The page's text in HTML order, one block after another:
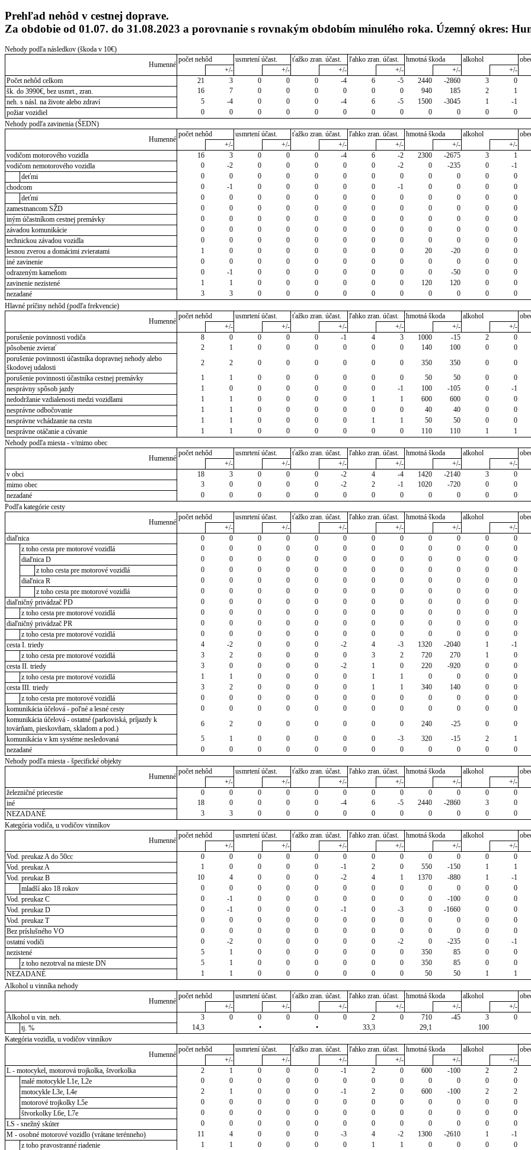
Prehľad nehôd v cestnej doprave.
Za obdobie od 01.07. do 31.08.2023 a porovnanie s rovnakým obdobím minulého roka. Územný okres:
Nehody podľa následkov (škoda v 10€)
Humenné
počet nehôd usmrtení účast. ťažko zran. účast. ľahko zran. účast. hmotná škoda alkohol
+/-
+/- +/- +/- +/- +/-
Počet nehôd celkom
21 3 0 0 0 -4 6 -5 2440 -2860 3 0
šk. do 3990€, bez usmrt., zran.
16 7 0 0 0 0 0 0 940 185 2 1
neh. s násl. na živote alebo zdraví
5 -4 0 0 0 -4 6 -5 1500 -3045 1 -1
požiar vozidiel
0 0 0 0 0 0 0 0 0 0 0 0
Nehody podľa zavinenia (ŠEDN)
Humenné
počet nehôd usmrtení účast. ťažko zran. účast. ľahko zran. účast. hmotná škoda alkohol
+/-
+/- +/- +/- +/- +/-
vodičom motorového vozidla
16 3 0 0 0 -4 6 -2 2300 -2675 3 1
vodičom nemotorového vozidla
0 -2 0 0 0 0 0 -2 0 -235 0 -1
deťmi
0 0 0 0 0 0 0 0 0 0 0 0
chodcom
0 -1 0 0 0 0 0 -1 0 0 0 0
deťmi
0 0 0 0 0 0 0 0 0 0 0 0
zamestnancom SŽD
0 0 0 0 0 0 0 0 0 0 0 0
iným účastníkom cestnej premávky
0 0 0 0 0 0 0 0 0 0 0 0
závadou komunikácie
0 0 0 0 0 0 0 0 0 0 0 0
technickou závadou vozidla
0 0 0 0 0 0 0 0 0 0 0 0
lesnou zverou a domácimi zvieratami
1 0 0 0 0 0 0 0 20 -20 0 0
iné zavinenie
0 0 0 0 0 0 0 0 0 0 0 0
odrazeným kameňom
0 -1 0 0 0 0 0 0 0 -50 0 0
zavinenie nezistené
1 1 0 0 0 0 0 0 120 120 0 0
nezadané
3 3 0 0 0 0 0 0 0 0 0 0
Hlavné príčiny nehôd (podľa frekvencie)
Humenné
počet nehôd usmrtení účast. ťažko zran. účast. ľahko zran. účast. hmotná škoda alkohol
+/-
+/- +/- +/- +/- +/-
porušenie povinnosti vodiča
8 0 0 0 0 -1 4 3 1000 -15 2 0
pôsobenie zvierať
2 1 0 0 0 0 0 0 140 100 0 0
porušenie povinnosti účastníka dopravnej nehody alebo
škodovej udalosti
2 2 0 0 0 0 0 0 350 350 0 0
porušenie povinnosti účastníka cestnej premávky
1 1 0 0 0 0 0 0 50 50 0 0
nesprávny spôsob jazdy
1 0 0 0 0 0 0 -1 100 -105 0 -1
nedodržanie vzdialenosti medzi vozidlami
1 1 0 0 0 0 1 1 600 600 0 0
nesprávne odbočovanie
1 1 0 0 0 0 0 0 40 40 0 0
nesprávne vchádzanie na cestu
1 1 0 0 0 0 1 1 50 50 0 0
nesprávne otáčanie a cúvanie
1 1 0 0 0 0 0 0 110 110 1 1
Nehody podľa miesta - v/mimo obec
Humenné
počet nehôd usmrtení účast. ťažko zran. účast. ľahko zran. účast. hmotná škoda alkohol
+/-
+/- +/- +/- +/- +/-
v obci
18 3 0 0 0 -2 4 -4 1420 -2140 3 0
mimo obec
3 0 0 0 0 -2 2 -1 1020 -720 0 0
nezadané
0 0 0 0 0 0 0 0 0 0 0 0
Podľa kategórie cesty
Humenné
počet nehôd usmrtení účast. ťažko zran. účast. ľahko zran. účast. hmotná škoda alkohol
+/-
+/- +/- +/- +/- +/-
diaľnica
0 0 0 0 0 0 0 0 0 0 0 0
z toho cesta pre motorové vozidlá
0 0 0 0 0 0 0 0 0 0 0 0
diaľnica D
0 0 0 0 0 0 0 0 0 0 0 0
z toho cesta pre motorové vozidlá
0 0 0 0 0 0 0 0 0 0 0 0
diaľnica R
0 0 0 0 0 0 0 0 0 0 0 0
z toho cesta pre motorové vozidlá
0 0 0 0 0 0 0 0 0 0 0 0
diaľničný privádzač PD
0 0 0 0 0 0 0 0 0 0 0 0
z toho cesta pre motorové vozidlá
0 0 0 0 0 0 0 0 0 0 0 0
diaľničný privádzač PR
0 0 0 0 0 0 0 0 0 0 0 0
z toho cesta pre motorové vozidlá
0 0 0 0 0 0 0 0 0 0 0 0
cesta I. triedy
4 -2 0 0 0 -2 4 -3 1320 -2040 1 -1
z toho cesta pre motorové vozidlá
3 2 0 0 0 0 3 2 720 270 1 0
cesta II. triedy
3 0 0 0 0 -2 1 0 220 -920 0 0
z toho cesta pre motorové vozidlá
1 1 0 0 0 0 1 1 0 0 0 0
cesta III. triedy
3 2 0 0 0 0 1 1 340 140 0 0
z toho cesta pre motorové vozidlá
0 0 0 0 0 0 0 0 0 0 0 0
komunikácia účelová - poľné a lesné cesty
0 0 0 0 0 0 0 0 0 0 0 0
komunikácia účelová - ostatné (parkoviská, príjazdy k
továrňam, pieskovňam, skladom a pod.)
6 2 0 0 0 0 0 0 240 -25 0 0
komunikácia v km systéme nesledovaná
5 1 0 0 0 0 0 -3 320 -15 2 1
nezadané
0 0 0 0 0 0 0 0 0 0 0 0
Nehody podľa miesta - špecifické objekty
Humenné
počet nehôd usmrtení účast. ťažko zran. účast. ľahko zran. účast. hmotná škoda alkohol
+/-
+/- +/- +/- +/- +/-
železničné priecestie
0 0 0 0 0 0 0 0 0 0 0 0
iné
18 0 0 0 0 -4 6 -5 2440 -2860 3 0
NEZADANÉ
3 3 0 0 0 0 0 0 0 0 0 0
Kategória vodiča, u vodičov vinníkov
Humenné
počet nehôd usmrtení účast. ťažko zran. účast. ľahko zran. účast. hmotná škoda alkohol
+/-
+/- +/- +/- +/- +/-
Vod. preukaz A do 50cc
0 0 0 0 0 0 0 0 0 0 0 0
Vod. preukaz A
1 0 0 0 0 -1 2 0 550 -150 1 1
Vod. preukaz B
10 4 0 0 0 -2 4 1 1370 -880 1 -1
mladší ako 18 rokov
0 0 0 0 0 0 0 0 0 0 0 0
Vod. preukaz C
0 -1 0 0 0 0 0 0 0 -100 0 0
Vod. preukaz D
0 -1 0 0 0 -1 0 -3 0 -1660 0 0
Vod. preukaz T
0 0 0 0 0 0 0 0 0 0 0 0
Bez príslušného VO
0 0 0 0 0 0 0 0 0 0 0 0
ostatní vodiči
0 -2 0 0 0 0 0 -2 0 -235 0 -1
nezistené
5 1 0 0 0 0 0 0 350 85 0 0
z toho nezotrval na mieste DN
5 1 0 0 0 0 0 0 350 85 0 0
NEZADANÉ
1 1 0 0 0 0 0 0 50 50 1 1
Alkohol u vinníka nehody
Humenné
počet nehôd usmrtení účast. ťažko zran. účast. ľahko zran. účast. hmotná škoda alkohol
+/-
+/- +/- +/- +/- +/-
Alkohol u vin. neh.
3 0 0 0 0 0 2 0 710 -45 3 0
tj. %
14,3 • • 33,3 29,1 100
Kategória vozidla, u vodičov vinníkov
Humenné
počet nehôd usmrtení účast. ťažko zran. účast. ľahko zran. účast. hmotná škoda alkohol
+/-
+/- +/- +/- +/- +/-
L - motocykel, motorová trojkolka, štvorkolka
2 1 0 0 0 -1 2 0 600 -100 2 2
malé motocykle L1e, L2e
0 0 0 0 0 0 0 0 0 0 0 0
motocykle L3e, L4e
2 1 0 0 0 -1 2 0 600 -100 2 2
motorové trojkolky L5e
0 0 0 0 0 0 0 0 0 0 0 0
štvorkolky L6e, L7e
0 0 0 0 0 0 0 0 0 0 0 0
LS - snežný skúter
0 0 0 0 0 0 0 0 0 0 0 0
M - osobné motorové vozidlo (vrátane terénneho)
11 4 0 0 0 -3 4 -2 1300 -2610 1 -1
z toho pravostranné riadenie
1 1 0 0 0 0 1 1 0 0 0 0